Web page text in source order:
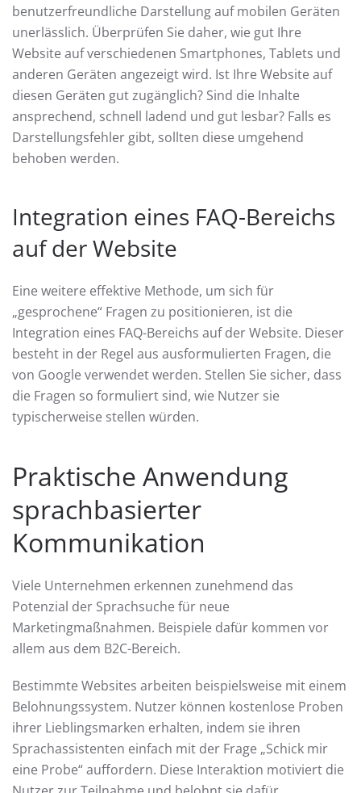
benutzerfreundliche Darstellung auf mobilen Geräten
unerlässlich. Überprüfen Sie daher, wie gut Ihre
Website auf verschiedenen Smartphones, Tablets und
anderen Geräten angezeigt wird. Ist Ihre Website auf
diesen Geräten gut zugänglich? Sind die Inhalte
ansprechend, schnell ladend und gut lesbar? Falls es
Darstellungsfehler gibt, sollten diese umgehend
behoben werden.
Integration eines FAQ-Bereichs
auf der Website
Eine weitere effektive Methode, um sich für
„gesprochene“ Fragen zu positionieren, ist die
Integration eines FAQ-Bereichs auf der Website. Dieser
besteht in der Regel aus ausformulierten Fragen, die
von Google verwendet werden. Stellen Sie sicher, dass
die Fragen so formuliert sind, wie Nutzer sie
typischerweise stellen würden.
Praktische Anwendung
sprachbasierter
Kommunikation
Viele Unternehmen erkennen zunehmend das
Potenzial der Sprachsuche für neue
Marketingmaßnahmen. Beispiele dafür kommen vor
allem aus dem B2C-Bereich.
Bestimmte Websites arbeiten beispielsweise mit einem
Belohnungssystem. Nutzer können kostenlose Proben
ihrer Lieblingsmarken erhalten, indem sie ihren
Sprachassistenten einfach mit der Frage „Schick mir
eine Probe“ auffordern. Diese Interaktion motiviert die